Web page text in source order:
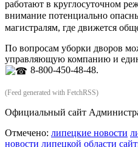
работают в круглосуточном
внимание потенциально
магистралям, где движется
По вопросам уборки дворов
управляющую компанию и
8-800-450-48-48.
(Feed generated with FetchRSS)
Официальный сайт
Отмечено: липецкие новости
новости липецкой области